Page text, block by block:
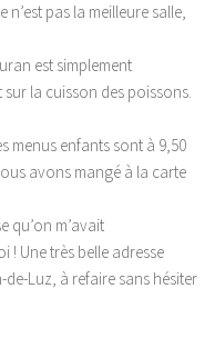
pas la meilleure salle,
est simplement
la cuisson des poissons.
menus enfants sont à 9,50
avons mangé à la carte
qu’on m’avait
! Une très belle adresse
Luz, à refaire sans hésiter